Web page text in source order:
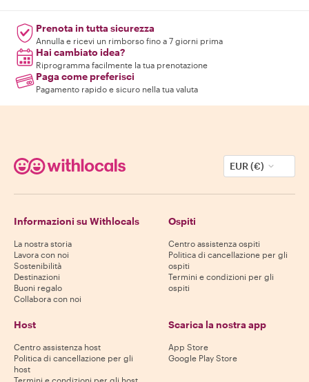
Prenota in tutta sicurezza
Annulla e ricevi un rimborso fino a 7 giorni prima
Hai cambiato idea?
Riprogramma facilmente la tua prenotazione
Paga come preferisci
Pagamento rapido e sicuro nella tua valuta
EUR (€)
Informazioni su Withlocals
La nostra storia
Lavora con noi
Sostenibilità
Destinazioni
Buoni regalo
Collabora con noi
Ospiti
Centro assistenza ospiti
Politica di cancellazione per gli
ospiti
Termini e condizioni per gli
ospiti
Host
Centro assistenza host
Politica di cancellazione per gli
host
Termini e condizioni per gli host
Scarica la nostra app
App Store
Google Play Store